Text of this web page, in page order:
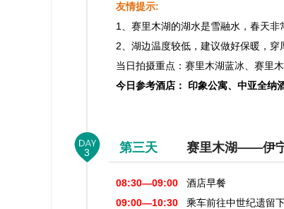
友情提示:
1、赛里木湖的湖水是雪融水，春天
2、湖边温度较低，建议做好保暖，穿
当日拍摄重点：赛里木湖蓝冰、赛里
今日参考酒店： 印象公寓、中亚全纳
3 第三天 赛里木湖——伊宁
08:30—09:00
酒店早餐
09:00—10:30 乘车前往中世纪遗留